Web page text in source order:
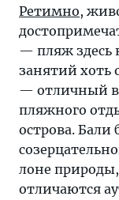
Ретимно,
— пляж здесь
занятий хоть
— отличный
пляжного
острова. Бали
лоне
отличаются